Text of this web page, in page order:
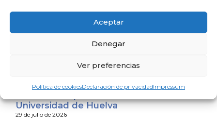
Aceptar
Denegar
Ver preferencias
Política de cookiesDeclaración de privacidadImpressum
Médicos expresa su apoyo a los
profesionales sanitarios de Ceuta y
Melilla
concurso público de méritos para las
Universidad de Huelva
29 de julio de 2026